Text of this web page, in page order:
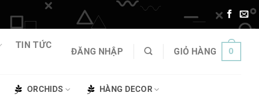
TIN TỨC
ĐĂNG NHẬP GIỎ HÀNG 0
ORCHIDS HÀNG DECOR